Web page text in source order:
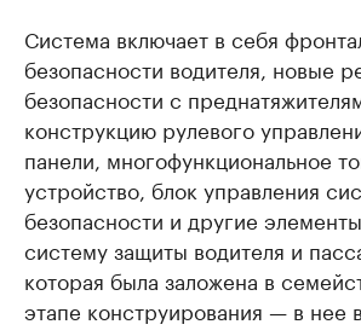
Система включает в себя
безопасности водителя, новые
безопасности с
конструкцию рулевого
панели, многофункциональное
устройство, блок управления
безопасности и другие
систему защиты водителя и
которая была заложена в
этапе конструирования — в нее